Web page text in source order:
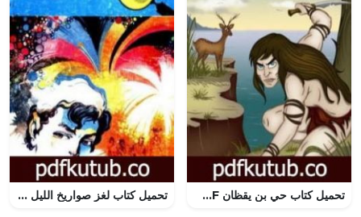
تحميل كتاب حي بن يقظان PDF تأليف كامل الكيلاني مجانا [كامل] تحميل كتاب لغز صواريخ الليل – سلسلة المغامرون الخمسة: 64 PDF تأليف محمود سالم مجانا [كامل]